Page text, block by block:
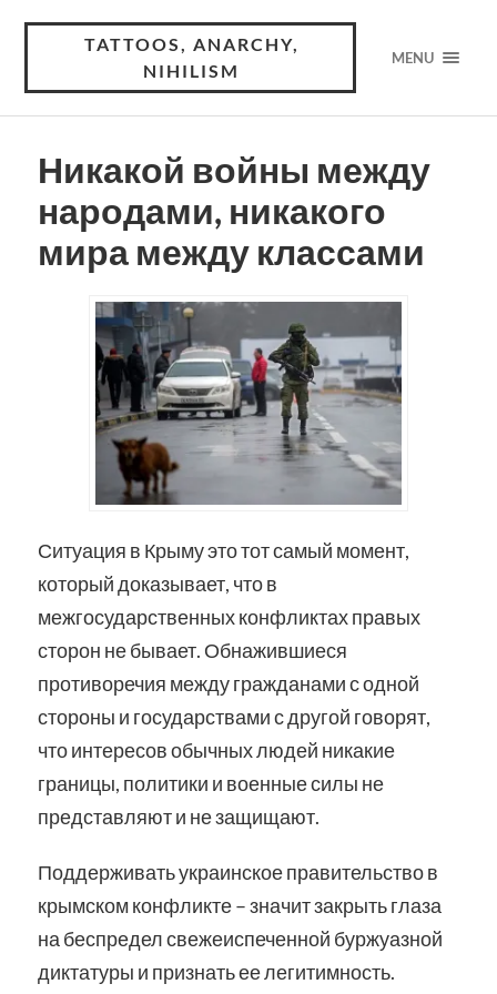
TATTOOS, ANARCHY,
NIHILISM
MENU
Никакой войны между
народами, никакого
мира между классами
Ситуация в Крыму это тот самый момент,
который доказывает, что в
межгосударственных конфликтах правых
сторон не бывает. Обнажившиеся
противоречия между гражданами с одной
стороны и государствами с другой говорят,
что интересов обычных людей никакие
границы, политики и военные силы не
представляют и не защищают.
Поддерживать украинское правительство в
крымском конфликте – значит закрыть глаза
на беспредел свежеиспеченной буржуазной
диктатуры и признать ее легитимность.